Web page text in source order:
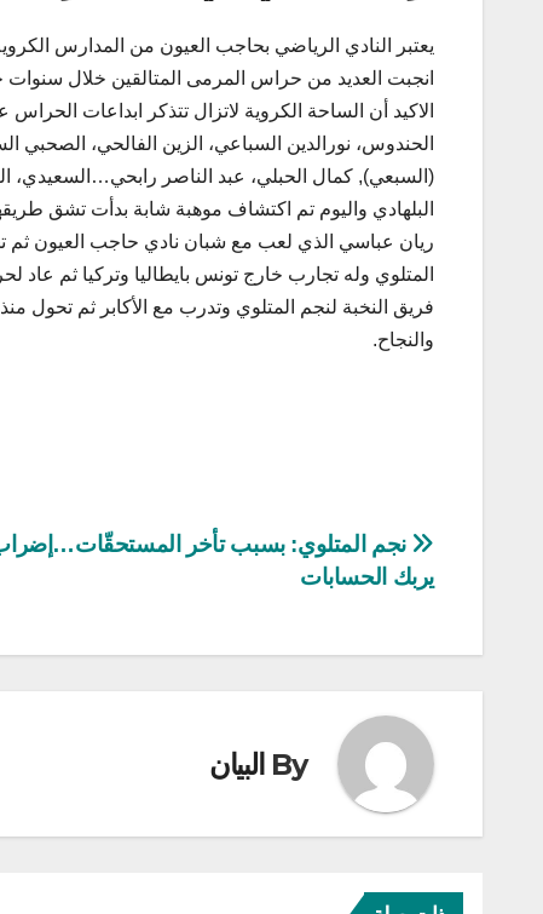
يعتبر النادي الرياضي بحاجب العيون من المدارس
انجبت العديد من حراس المرمى المتالقين خلال سنوات
الاكيد أن الساحة الكروية لاتزال تتذكر ابداعات الحراس
الحندوس، نورالدين السباعي، الزين الفالحي، الصحبي
(السبعي), كمال الحبلي، عبد الناصر رابحي…السعيدي،
البلهادي واليوم تم اكتشاف موهبة شابة بدأت تشق
ريان عباسي الذي لعب مع شبان نادي حاجب العيون ثم
المتلوي وله تجارب خارج تونس بايطاليا وتركيا ثم عاد
فريق النخبة لنجم المتلوي وتدرب مع الأكابر ثم تحول
والنجاح.
تصفّح
المقالات
نجم المتلوي: بسبب تأخر
يربك الحسابات
By البيان